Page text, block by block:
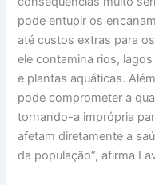
pode entupir os
até custos extras para
ele contamina rios,
e plantas aquáticas.
pode comprometer a
tornando-a imprópria
afetam diretamente a
da população”, afirma